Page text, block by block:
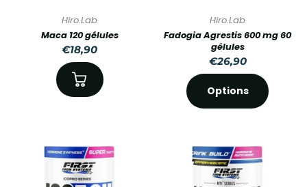
Hiro.Lab
Maca 120 gélules
€18,90
Hiro.Lab
Fadogia Agrestis 600 mg 60
gélules
€26,90
Options